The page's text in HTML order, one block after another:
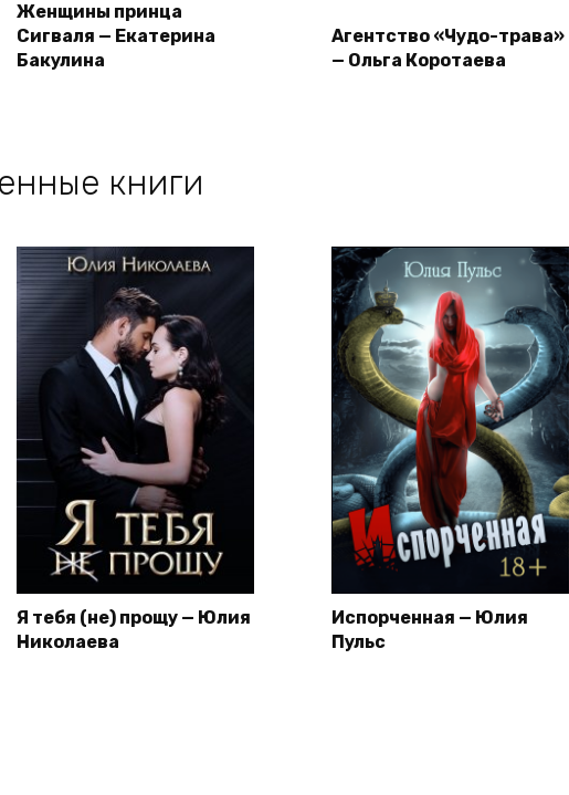
Женщины принца
Сигваля — Екатерина
Бакулина
Агентство «Чудо-трава»
— Ольга Коротаева
книги
Я тебя (не) прощу — Юлия
Николаева
Испорченная — Юлия
Пульс